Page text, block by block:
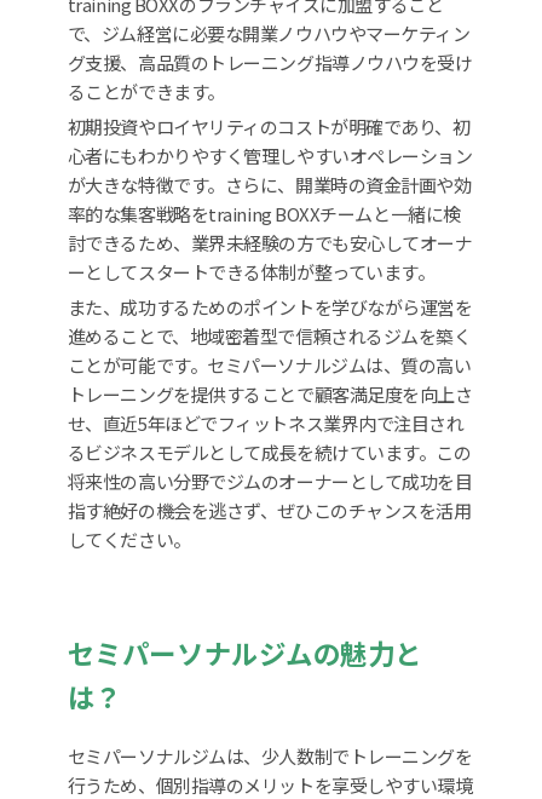
で、ジム経営に必要な開業ノウハウやマーケティン
グ支援、高品質のトレーニング指導ノウハウを受け
ることができます。
初期投資やロイヤリティのコストが明確であり、初
心者にもわかりやすく管理しやすいオペレーション
が大きな特徴です。さらに、開業時の資金計画や効
率的な集客戦略をtraining BOXXチームと一緒に検
討できるため、業界未経験の方でも安心してオーナ
ーとしてスタートできる体制が整っています。
また、成功するためのポイントを学びながら運営を
進めることで、地域密着型で信頼されるジムを築く
ことが可能です。セミパーソナルジムは、質の高い
トレーニングを提供することで顧客満足度を向上さ
せ、直近5年ほどでフィットネス業界内で注目され
るビジネスモデルとして成長を続けています。この
将来性の高い分野でジムのオーナーとして成功を目
指す絶好の機会を逃さず、ぜひこのチャンスを活用
してください。
セミパーソナルジムの魅力と
は？
セミパーソナルジムは、少人数制でトレーニングを
行うため、個別指導のメリットを享受しやすい環境